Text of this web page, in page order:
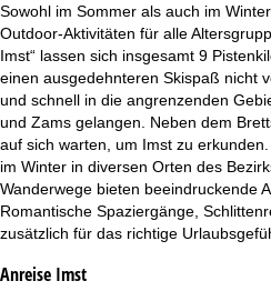
Sowohl im Sommer als auch im
Outdoor-Aktivitäten für alle
Imst“ lassen sich insgesamt 9
einen ausgedehnteren Skispaß nicht
und schnell in die angrenzenden
und Zams gelangen. Neben dem
auf sich warten, um Imst zu
im Winter in diversen Orten des
Wanderwege bieten beeindruckende
Romantische Spaziergänge,
zusätzlich für das richtige
Anreise Imst